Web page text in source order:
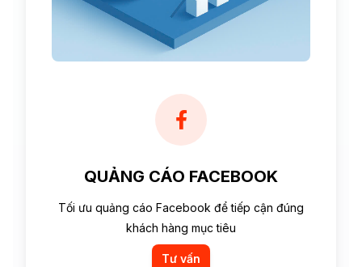
QUẢNG CÁO FACEBOOK
Tối ưu quảng cáo Facebook để tiếp cận đúng
khách hàng mục tiêu
Tư vấn